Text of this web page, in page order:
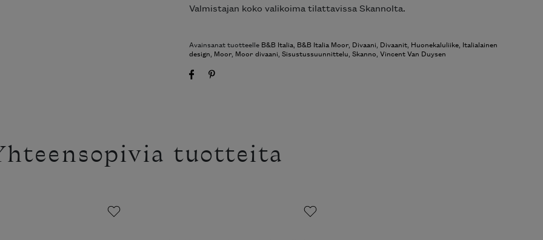
Valmistajan koko valikoima tilattavissa Skannolta.
Avainsanat tuotteelle B&B Italia, B&B Italia Moor, Divaani, Divaanit, Huonekaluliike, Italialainen
design, Moor, Moor divaani, Sisustussuunnittelu, Skanno, Vincent Van Duysen
tuotteita